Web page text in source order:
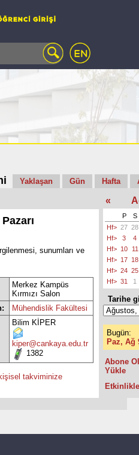
Yaklaşan Gün Hafta
sunumları ve
Merkez Kampüs
Kırmızı Salon
Mühendislik Fakültesi
Bilim KİPER
kiper@cankaya.edu.tr
1382
takviminize
«
P
S
Hf> 27 28
Hf>
3
4
Hf> 10
11
Hf> 17 18
Hf> 24 25
Hf> 31 1
Tarihe
Bugün:
Paz, Ağ
Abone
Yükle